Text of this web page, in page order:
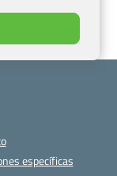
específicas